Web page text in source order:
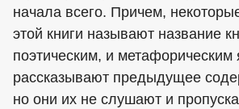
начала всего. Причем,
этой книги называют название
поэтическим, и метафорическим
рассказывают предыдущее
но они их не слушают и